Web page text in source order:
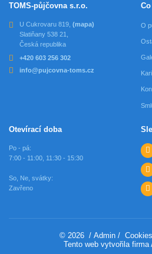
TOMS-půjčovna s.r.o.
U Cukrovaru 819, (mapa)
Slatiňany 538 21,
Česká republika
+420 603 256 302
info@pujcovna-toms.cz
O
Otevírací doba
Po - pá:
7:00 - 11:00, 11:30 - 15:30
So, Ne, svátky:
Zavřeno
© 2026 / Admin / Cookies
Tento web vytvořila firma